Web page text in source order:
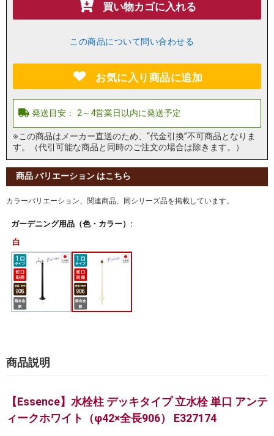
買い物カゴに入れる
この商品について問い合わせる
お気に入り商品に追加
※この商品はメーカー直送のため、“代金引換”不可商品となりま
す。（代引可能な商品と同時のご注文の場合は除きます。）
商品 バリエーション はこちら
カラーバリエーション、関連商品、同シリーズ品を掲載しています。
ガーデニング用品（色・カラー）:
白
商品説明
【Essence】水栓柱 デッキタイプ 立水栓 単口 アンテ
ィークホワイト（φ42×全長906） E327174